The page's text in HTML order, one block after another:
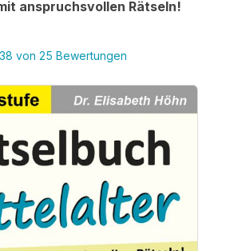
anspruchsvollen Rätseln!
von 25 Bewertungen